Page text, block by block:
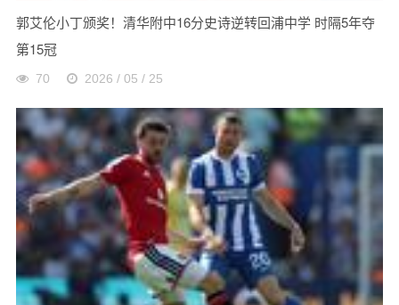
郭艾伦小丁颁奖！清华附中16分史诗逆转回浦中学 时隔5年夺
第15冠
70 2026 / 05 / 25